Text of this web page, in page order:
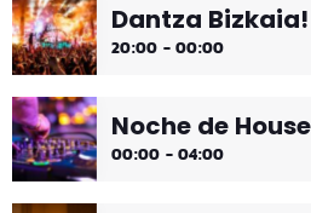
Dantza Bizkaia!
20:00 - 00:00
Noche de House
00:00 - 04:00